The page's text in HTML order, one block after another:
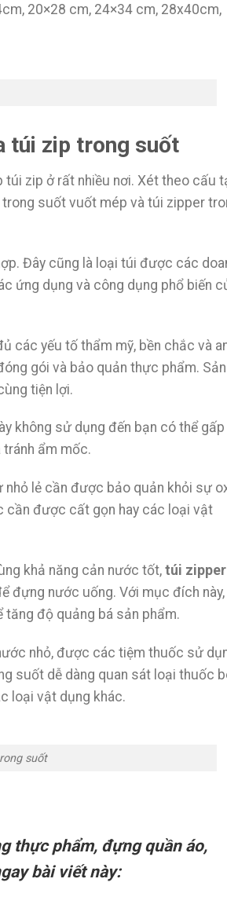
20×28 cm, 24×34 cm, 28x40cm,
túi zip trong suốt
túi zip ở rất nhiều nơi. Xét theo cấu
suốt vuốt mép và túi zipper
Đây cũng là loại túi được các
ứng dụng và công dụng phổ biến
các yếu tố thẩm mỹ, bền chắc và
gói và bảo quản thực phẩm. Sản
tiện lợi.
không sử dụng đến bạn có thể gấp
ẩm mốc.
nhỏ lẻ cần được bảo quản khỏi sự
cần được cất gọn hay các loại vật
khả năng cản nước tốt, túi zipper
đựng nước uống. Với mục đích này,
tăng độ quảng bá sản phẩm.
nhỏ, được các tiệm thuốc sử
suốt dễ dàng quan sát loại thuốc
loại vật dụng khác.
suốt
thực phẩm, đựng quần áo,
bài viết này: